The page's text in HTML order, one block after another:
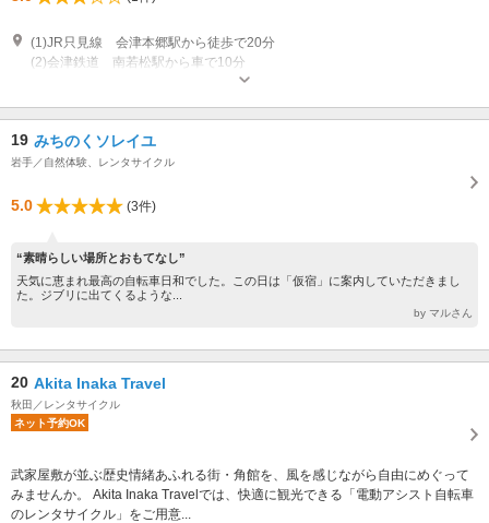
(1)JR只見線 会津本郷駅から徒歩で20分
(2)会津鉄道 南若松駅から車で10分
営業：8:30～17:30 冬期間は火曜定休（祝日の場合は翌日休業）、年末年始
19 みちのくソレイユ
岩手／自然体験、レンタサイクル
5.0 (3件)
“素晴らしい場所とおもてなし”
天気に恵まれ最高の自転車日和でした。この日は「仮宿」に案内していただきまし
た。ジブリに出てくるような...
by マルさん
20 Akita Inaka Travel
秋田／レンタサイクル
ネット予約OK
武家屋敷が並ぶ歴史情緒あふれる街・角館を、風を感じながら自由にめぐって
みませんか。 Akita Inaka Travelでは、快適に観光できる「電動アシスト自転車
のレンタサイクル」をご用意...